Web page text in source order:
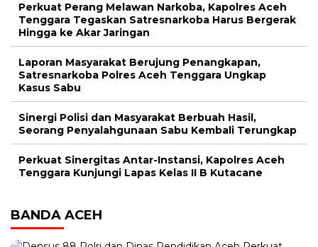
Perkuat Perang Melawan Narkoba, Kapolres Aceh
Tenggara Tegaskan Satresnarkoba Harus Bergerak
Hingga ke Akar Jaringan
Laporan Masyarakat Berujung Penangkapan,
Satresnarkoba Polres Aceh Tenggara Ungkap
Kasus Sabu
Sinergi Polisi dan Masyarakat Berbuah Hasil,
Seorang Penyalahgunaan Sabu Kembali Terungkap
Perkuat Sinergitas Antar-Instansi, Kapolres Aceh
Tenggara Kunjungi Lapas Kelas II B Kutacane
BANDA ACEH